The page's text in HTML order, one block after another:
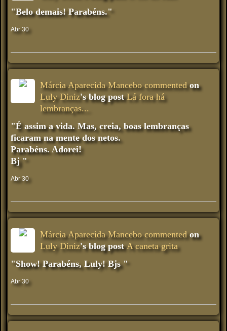
"Belo demais! Parabéns."
Abr 30
Márcia Aparecida Mancebo commentedon
Luly Diniz's blog postLá fora há
lembranças...
"É assim a vida. Mas, creia, boas lembranças
ficaram na mente dos netos.
Parabéns. Adorei!
Bj "
Abr 30
Márcia Aparecida Mancebo commentedon
Luly Diniz's blog postA caneta grita
"Show! Parabéns, Luly! Bjs "
Abr 30